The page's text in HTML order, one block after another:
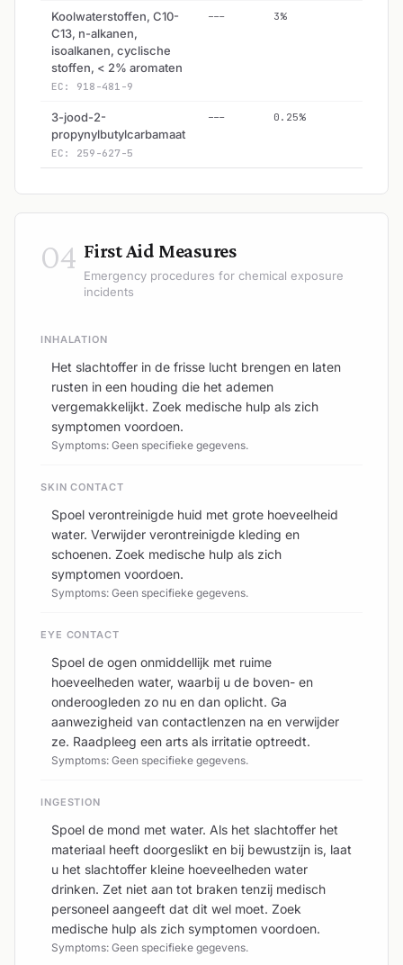
Koolwaterstoffen, C10-
C13, n-alkanen,
isoalkanen, cyclische
stoffen, < 2% aromaten
EC: 918-481-9
--- 3%
3-jood-2-
propynylbutylcarbamaat
EC: 259-627-5
--- 0.25%
04 First Aid Measures
Emergency procedures for chemical exposure
incidents
INHALATION
Het slachtoffer in de frisse lucht brengen en laten
rusten in een houding die het ademen
vergemakkelijkt. Zoek medische hulp als zich
symptomen voordoen.
Symptoms: Geen specifieke gegevens.
SKIN CONTACT
Spoel verontreinigde huid met grote hoeveelheid
water. Verwijder verontreinigde kleding en
schoenen. Zoek medische hulp als zich
symptomen voordoen.
Symptoms: Geen specifieke gegevens.
EYE CONTACT
Spoel de ogen onmiddellijk met ruime
hoeveelheden water, waarbij u de boven- en
onderoogleden zo nu en dan oplicht. Ga
aanwezigheid van contactlenzen na en verwijder
ze. Raadpleeg een arts als irritatie optreedt.
Symptoms: Geen specifieke gegevens.
INGESTION
Spoel de mond met water. Als het slachtoffer het
materiaal heeft doorgeslikt en bij bewustzijn is, laat
u het slachtoffer kleine hoeveelheden water
drinken. Zet niet aan tot braken tenzij medisch
personeel aangeeft dat dit wel moet. Zoek
medische hulp als zich symptomen voordoen.
Symptoms: Geen specifieke gegevens.